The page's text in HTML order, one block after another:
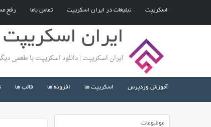
اسکریپت تبلیغات در ایران اسکریپت تماس باما رفع
ایران اسکریپت
ایران اسکریپت | دانلود اسکریپت با طعمی
آموزش وردپرس اسکریپت ها افزونه ها قالب ها
موضوعات